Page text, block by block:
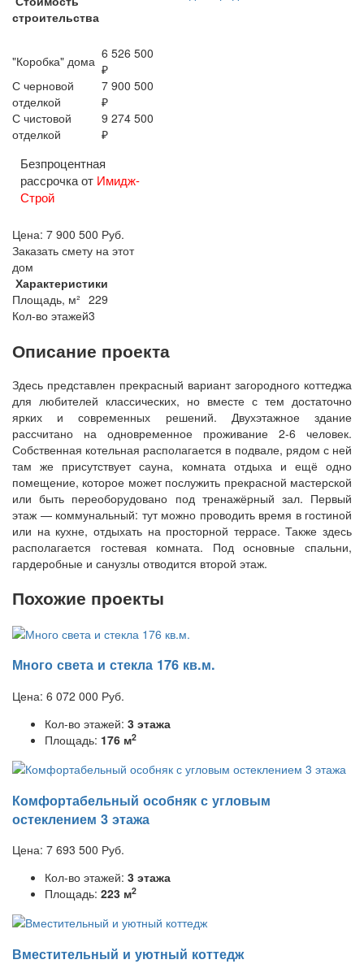
строительства
"Коробка" дома 6 526 500
₽
С черновой
отделкой
7 900 500
₽
С чистовой
отделкой
9 274 500
₽
Безпроцентная
рассрочка от Имидж-
Строй
Цена: 7 900 500 Руб.
Заказать смету на этот
дом
Характеристики
Площадь, м² 229
Кол-во этажей3
Описание проекта
Здесь представлен прекрасный вариант загородного коттеджа
для любителей классических, но вместе с тем достаточно
ярких и современных решений. Двухэтажное здание
рассчитано на одновременное проживание 2-6 человек.
Собственная котельная располагается в подвале, рядом с ней
там же присутствует сауна, комната отдыха и ещё одно
помещение, которое может послужить прекрасной мастерской
или быть переоборудовано под тренажёрный зал. Первый
этаж — коммунальный: тут можно проводить время в гостиной
или на кухне, отдыхать на просторной террасе. Также здесь
располагается гостевая комната. Под основные спальни,
гардеробные и санузлы отводится второй этаж.
Похожие проекты
Много света и стекла 176 кв.м.
Цена: 6 072 000 Руб.
Кол-во этажей: 3 этажа
Площадь: 176 м2
Комфортабельный особняк с угловым
остеклением 3 этажа
Цена: 7 693 500 Руб.
Кол-во этажей: 3 этажа
Площадь: 223 м2
Вместительный и уютный коттедж